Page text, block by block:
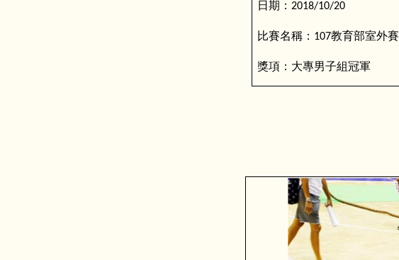
日期： 2018/10/20
比賽名稱： 107教育部室外賽
獎項：大專男子組冠軍